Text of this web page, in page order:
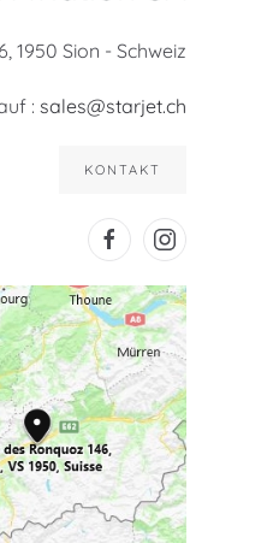
1950 Sion - Schweiz
:sales@starjet.ch
KONTAKT